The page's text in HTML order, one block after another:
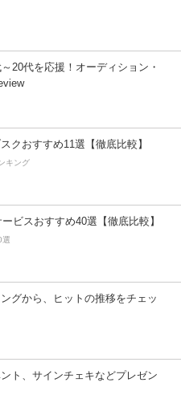
20代を応援！オーディション・
クおすすめ11選【徹底比較】
キング
ビスおすすめ40選【徹底比較】
選
グから、ヒットの推移をチェッ
ト、サインチェキなどプレゼン